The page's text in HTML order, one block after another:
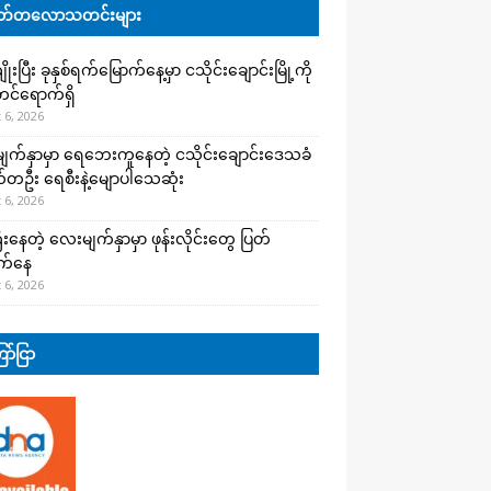
လောသတင်းများ
ပြီး ခုနှစ်ရက်မြောက်နေ့မှာ ငသိုင်းချောင်းမြို့ကို
င်ရောက်ရှိ
2026
က်နှာမှာ ရေဘေးကူနေတဲ့ ငသိုင်းချောင်းဒေသခံ
း ရေစီးနဲ့မျောပါသေဆုံး
2026
နေတဲ့ လေးမျက်နှာမှာ ဖုန်းလိုင်းတွေ ပြတ်
နေ
2026
ငြာ